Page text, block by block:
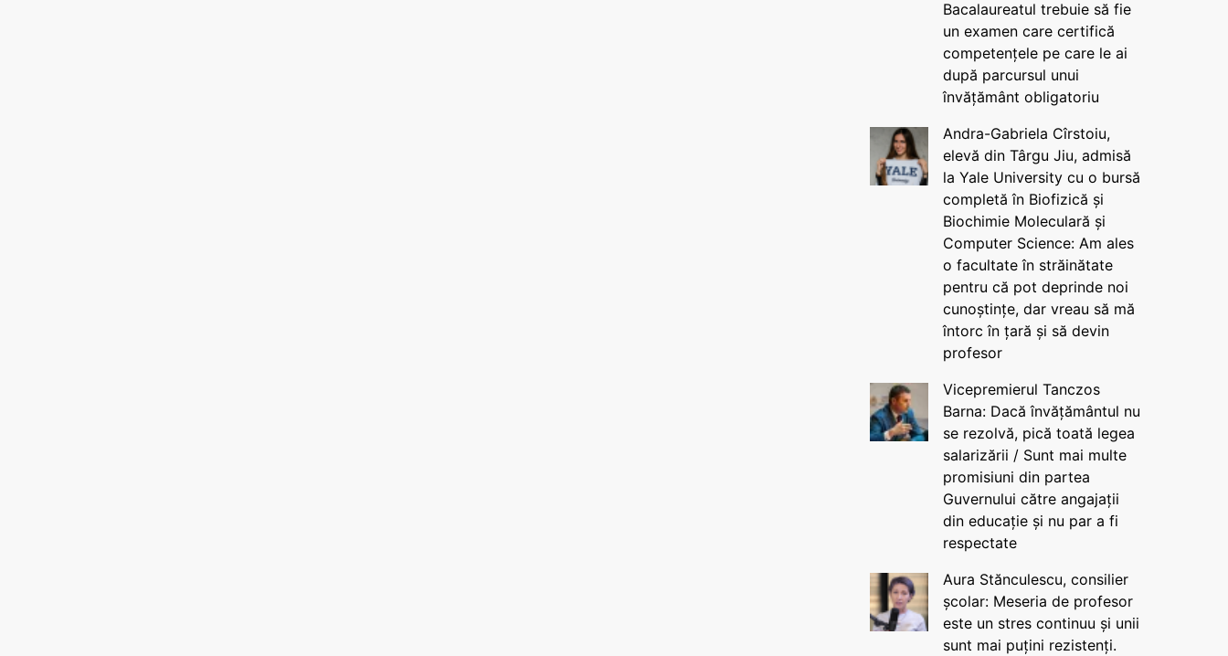
Bacalaureatul trebuie să fie
un examen care certifică
competențele pe care le ai
după parcursul unui
învățământ obligatoriu
Andra-Gabriela Cîrstoiu,
elevă din Târgu Jiu, admisă
la Yale University cu o bursă
completă în Biofizică și
Biochimie Moleculară și
Computer Science: Am ales
o facultate în străinătate
pentru că pot deprinde noi
cunoștințe, dar vreau să mă
întorc în țară și să devin
profesor
Vicepremierul Tanczos
Barna: Dacă învățământul nu
se rezolvă, pică toată legea
salarizării / Sunt mai multe
promisiuni din partea
Guvernului către angajații
din educație și nu par a fi
respectate
Aura Stănculescu, consilier
școlar: Meseria de profesor
este un stres continuu și unii
sunt mai puțini rezistenți.